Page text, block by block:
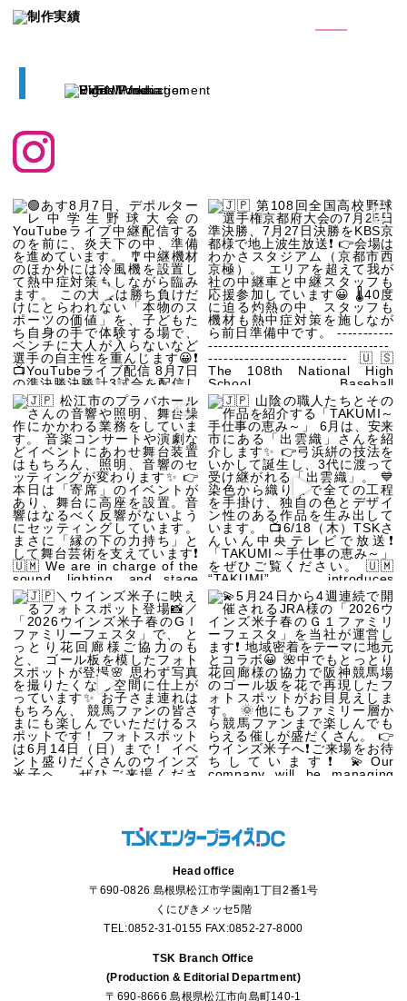
Head office
〒690-0826 島根県松江市学園南1丁目2番1号
くにびきメッセ5階
TEL:0852-31-0155 FAX:0852-27-8000
TSK Branch Office
(Production & Editorial Department)
〒690-8666 島根県松江市向島町140-1